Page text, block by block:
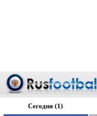
Сегодня (1)